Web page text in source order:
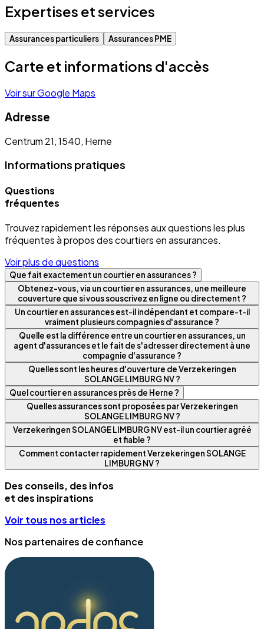
Expertises et services
Assurances particuliers Assurances PME
Carte et informations d'accès
Voir sur Google Maps
Adresse
Centrum 21, 1540, Herne
Informations pratiques
Questions
fréquentes
Trouvez rapidement les réponses aux questions les plus
fréquentes à propos des courtiers en assurances.
Voir plus de questions
Que fait exactement un courtier en assurances ?
Obtenez-vous, via un courtier en assurances, une meilleure
couverture que si vous souscrivez en ligne ou directement ?
Un courtier en assurances est-il indépendant et compare-t-il
vraiment plusieurs compagnies d'assurance ?
Quelle est la différence entre un courtier en assurances, un
agent d'assurances et le fait de s'adresser directement à une
compagnie d'assurance ?
Quelles sont les heures d'ouverture de Verzekeringen
SOLANGE LIMBURG NV ?
Quel courtier en assurances près de Herne ?
Quelles assurances sont proposées par Verzekeringen
SOLANGE LIMBURG NV ?
Verzekeringen SOLANGE LIMBURG NV est-il un courtier agréé
et fiable ?
Comment contacter rapidement Verzekeringen SOLANGE
LIMBURG NV ?
Des conseils, des infos
et des inspirations
Voir tous nos articles
Nos partenaires de confiance